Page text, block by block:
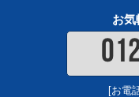
お気
[お電